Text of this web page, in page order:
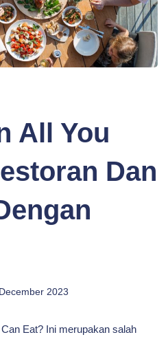
All You
Dan
2023
Eat? Ini merupakan salah